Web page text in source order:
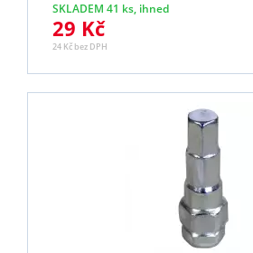
SKLADEM 41 ks, ihned
29 Kč
24 Kč bez DPH